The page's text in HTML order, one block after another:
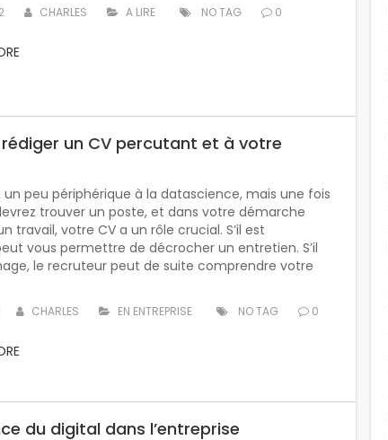
CHARLES A LIRE NO TAG 0
un CV percutant et à votre
un peu périphérique à la datascience, mais une fois
trouver un poste, et dans votre démarche
travail, votre CV a un rôle crucial. S’il est
vous permettre de décrocher un entretien. S’il
le recruteur peut de suite comprendre votre
CHARLES EN ENTREPRISE NO TAG 0
du digital dans l’entreprise